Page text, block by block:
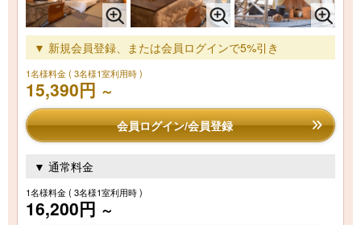
▼ 新規会員登録、または会員ログインで5%引き
1名様料金( 3名様1室利用時 )
15,390円 ～
会員ログイン/会員登録
▼ 通常料金
1名様料金( 3名様1室利用時 )
16,200円 ～